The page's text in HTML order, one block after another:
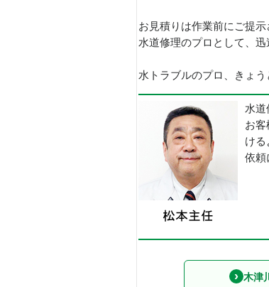
お見積りは作業前にご提
水道修理のプロとして、
水トラブルのプロ、きょ
水道
お客
ける
依頼
木津